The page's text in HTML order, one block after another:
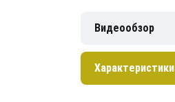
Видеообзор
Характеристики